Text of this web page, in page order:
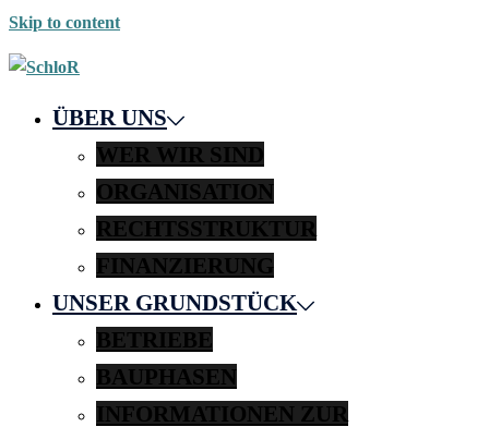
Skip to content
ÜBER UNS
WER WIR SIND
ORGANISATION
RECHTSSTRUKTUR
FINANZIERUNG
UNSER GRUNDSTÜCK
BETRIEBE
BAUPHASEN
INFORMATIONEN ZUR